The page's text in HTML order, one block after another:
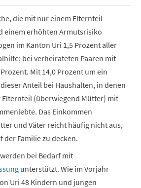
die mit nur einem Elternteil
einem erhöhten Armutsrisiko
im Kanton Uri 1,5 Prozent aller
bei verheirateten Paaren mit
Mit 14,0 Prozent um ein
Anteil bei Haushalten, in denen
(überwiegend Mütter) mit
Das Einkommen
und Väter reicht häufig nicht aus,
der Familie zu decken.
bei Bedarf mit
unterstützt. Wie im Vorjahr
Uri 48 Kindern und jungen